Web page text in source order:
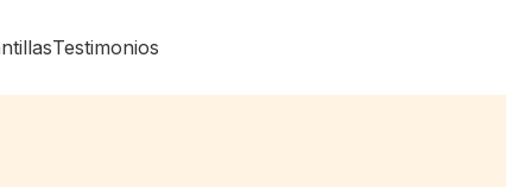
Testimonios